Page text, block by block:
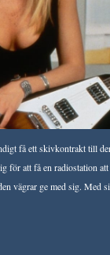
få ett skivkontrakt till
för att få en radiostation
vägrar ge med sig. Med